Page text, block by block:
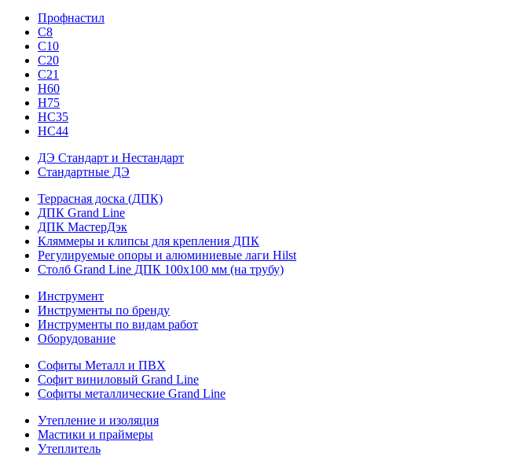
Профнастил
С8
С10
С20
С21
H60
H75
HС35
НС44
ДЭ Стандарт и Нестандарт
Стандартные ДЭ
Террасная доска (ДПК)
ДПК Grand Line
ДПК МастерДэк
Кляммеры и клипсы для крепления ДПК
Регулируемые опоры и алюминиевые лаги Hilst
Столб Grand Line ДПК 100х100 мм (на трубу)
Инструмент
Инструменты по бренду
Инструменты по видам работ
Оборудование
Софиты Металл и ПВХ
Софит виниловый Grand Line
Софиты металлические Grand Line
Утепление и изоляция
Мастики и праймеры
Утеплитель